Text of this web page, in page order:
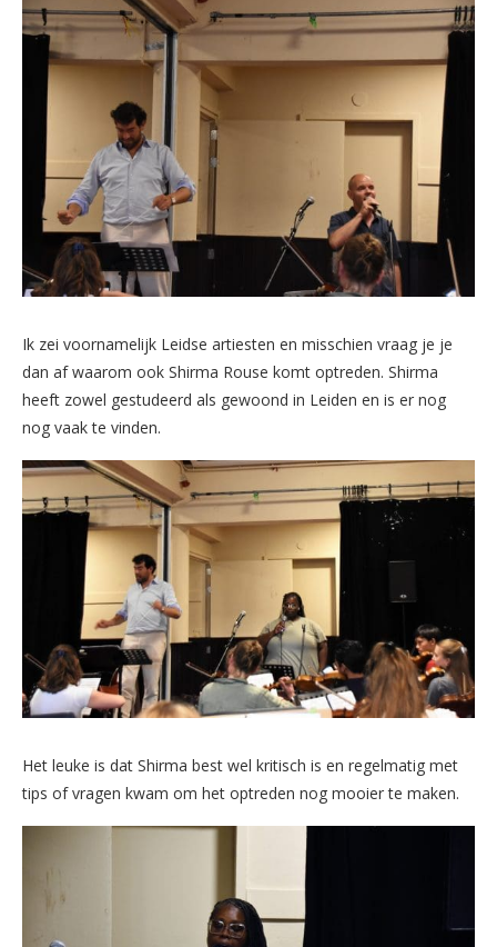
Ik zei voornamelijk Leidse artiesten en misschien vraag je je
dan af waarom ook Shirma Rouse komt optreden. Shirma
heeft zowel gestudeerd als gewoond in Leiden en is er nog
nog vaak te vinden.
Het leuke is dat Shirma best wel kritisch is en regelmatig met
tips of vragen kwam om het optreden nog mooier te maken.